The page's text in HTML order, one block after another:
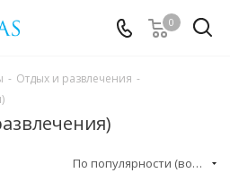
0
- Отдых и развлечения -
По популярности (возрастание)